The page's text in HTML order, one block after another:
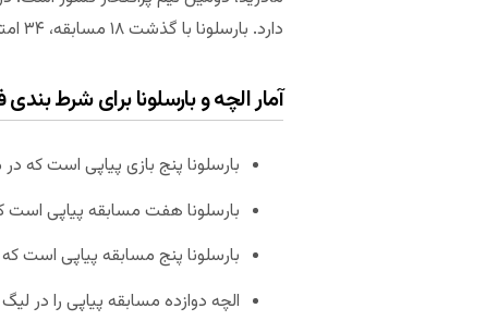
دارد. بارسلونا با گذشت ۱۸ مسابقه، ۳۴ امتیاز دشت کرده و در رتبه چهارم لیگ ایستاده است.
آمار الچه و بارسلونا برای شرط بندی
بارسلونا پنج بازی پیاپی است که
بارسلونا هفت مسابقه پیاپی
بارسلونا پنج مسابقه پیاپی است
الچه دوازده مسابقه پیاپی را در